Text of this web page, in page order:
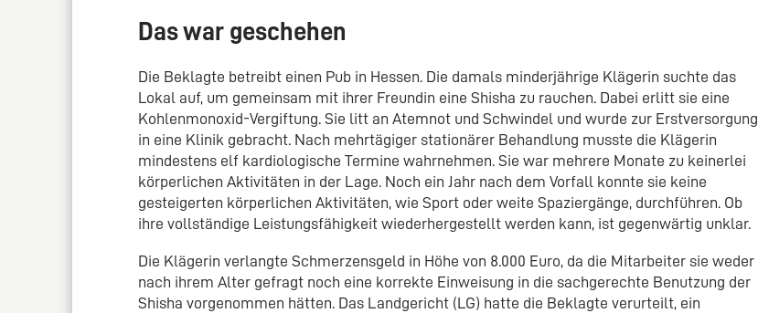
Das war geschehen
Die Beklagte betreibt einen Pub in Hessen. Die damals minderjährige Klägerin suchte das
Lokal auf, um gemeinsam mit ihrer Freundin eine Shisha zu rauchen. Dabei erlitt sie eine
Kohlenmonoxid-Vergiftung. Sie litt an Atemnot und Schwindel und wurde zur Erstversorgung
in eine Klinik gebracht. Nach mehrtägiger stationärer Behandlung musste die Klägerin
mindestens elf kardiologische Termine wahrnehmen. Sie war mehrere Monate zu keinerlei
körperlichen Aktivitäten in der Lage. Noch ein Jahr nach dem Vorfall konnte sie keine
gesteigerten körperlichen Aktivitäten, wie Sport oder weite Spaziergänge, durchführen. Ob
ihre vollständige Leistungsfähigkeit wiederhergestellt werden kann, ist gegenwärtig unklar.
Die Klägerin verlangte Schmerzensgeld in Höhe von 8.000 Euro, da die Mitarbeiter sie weder
nach ihrem Alter gefragt noch eine korrekte Einweisung in die sachgerechte Benutzung der
Shisha vorgenommen hätten. Das Landgericht (LG) hatte die Beklagte verurteilt, ein